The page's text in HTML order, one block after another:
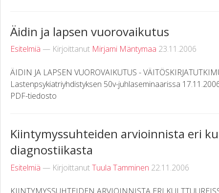
Äidin ja lapsen vuorovaikutus
Esitelmiä — Kirjoittanut Mirjami Mäntymaa 23.11.2006
ÄIDIN JA LAPSEN VUOROVAIKUTUS -
Lastenpsykiatriyhdistyksen 50v-juhlaseminaarissa
PDF-tiedosto
Kiintymyssuhteiden arvioinnista eri
diagnostiikasta
Esitelmiä — KirjoittanutTuula Tamminen 22.11.2006